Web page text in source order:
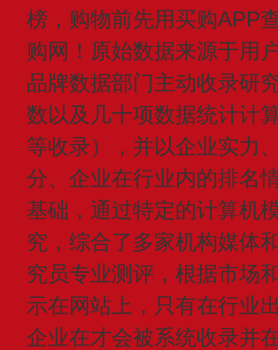
榜，购物前先用买购APP
购网！原始数据来源于用
品牌数据部门主动收录研
数以及几十项数据统计计
等收录），并以企业实力
分、企业在行业内的排名
基础，通过特定的计算机
究，综合了多家机构媒体
究员专业测评，根据市场
示在网站上，只有在行业
企业在才会被系统收录并